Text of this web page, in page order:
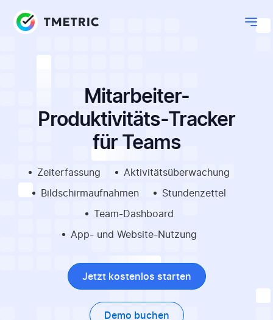
Mitarbeiter-
Produktivitäts-Tracker
für Teams
Zeiterfassung Aktivitätsüberwachung
Bildschirmaufnahmen Stundenzettel
Team-Dashboard
App- und Website-Nutzung
Jetzt kostenlos starten
Demo buchen